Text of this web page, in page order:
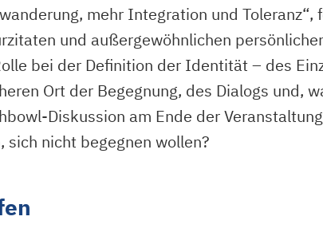
mehr Integration und
und außergewöhnlichen
bei der Definition der Identität – des
Ort der Begegnung, des Dialogs und,
Diskussion am Ende der
sich nicht begegnen wollen?